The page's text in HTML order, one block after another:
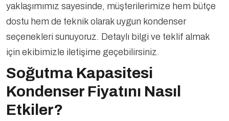
yaklaşımımız sayesinde, müşterilerimize hem bütçe
dostu hem de teknik olarak uygun kondenser
seçenekleri sunuyoruz. Detaylı bilgi ve teklif almak
için ekibimizle iletişime geçebilirsiniz.
Soğutma Kapasitesi
Kondenser Fiyatını Nasıl
Etkiler?